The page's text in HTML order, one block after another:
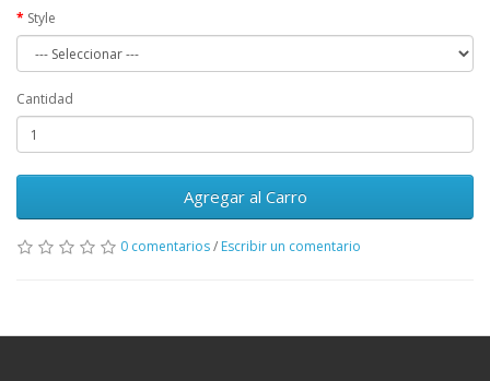
Style
Cantidad
Agregar al Carro
0 comentarios/ Escribir un comentario